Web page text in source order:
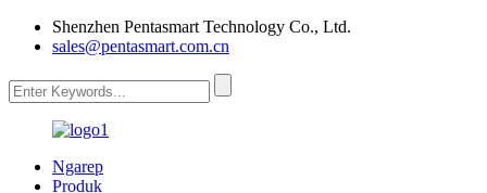
Shenzhen Pentasmart Technology Co., Ltd.
sales@pentasmart.com.cn
Ngarep
Produk